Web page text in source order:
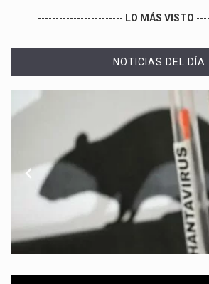
------------------------ LO MÁS VISTO
NOTICIAS DEL DÍA